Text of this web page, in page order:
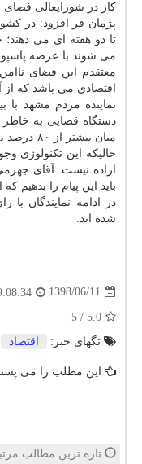
كار در شورایعالی
پژمان فر افزود: در
تا دو هفته ای می
می شوند با عرضه
معتقدم این فضای
اقتصادی می باشد كه
دستگاه قضایی به
میان
حالیكه این تكنولوژی
اراده نیست. آقای
باید این پیام را بدهیم
در ادامه نمایندگان با
شده اند.
1398/06/11
5.0
/ 5
تگهای خبر:
اقتصاد
این مطلب را می
تازه ترین مطالب